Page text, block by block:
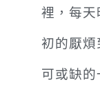
裡，每天
初的厭煩
可或缺的